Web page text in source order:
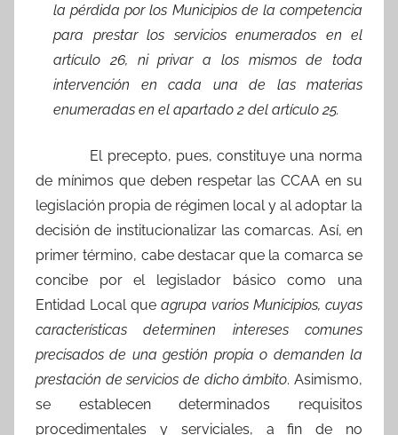
la pérdida por los Municipios de la competencia
para prestar los servicios enumerados en el
artículo 26, ni privar a los mismos de toda
intervención en cada una de las materias
enumeradas en el apartado 2 del artículo 25.
El precepto, pues, constituye una norma
de mínimos que deben respetar las CCAA en su
legislación propia de régimen local y al adoptar la
decisión de institucionalizar las comarcas. Así, en
primer término, cabe destacar que la comarca se
concibe por el legislador básico como una
Entidad Local que agrupa varios Municipios, cuyas
características determinen intereses comunes
precisados de una gestión propia o demanden la
prestación de servicios de dicho ámbito. Asimismo,
se establecen determinados requisitos
procedimentales y serviciales, a fin de no